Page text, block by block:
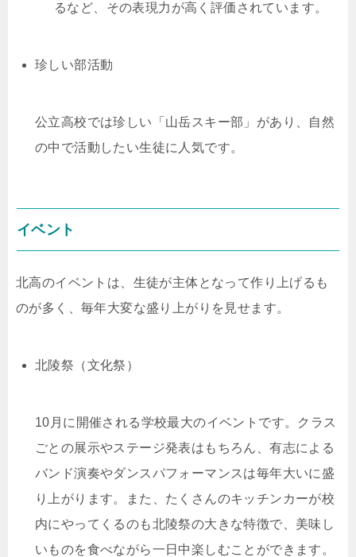
るなど、その表現力が高く評価されています。
珍しい部活動
公立高校では珍しい「山岳スキー部」があり、自然
の中で活動したい生徒に人気です。
イベント
北高のイベントは、生徒が主体となって作り上げるも
のが多く、毎年大変な盛り上がりを見せます。
北陵祭（文化祭）
10月に開催される学校最大のイベントです。クラス
ごとの展示やステージ発表はもちろん、有志による
バンド演奏やダンスパフォーマンスは毎年大いに盛
り上がります。また、たくさんのキッチンカーが校
内にやってくるのも北陵祭の大きな特徴で、美味し
いものを食べながら一日中楽しむことができます。